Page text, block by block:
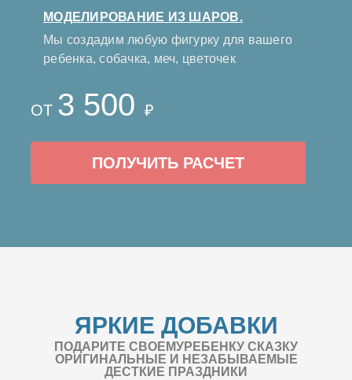
МОДЕЛИРОВАНИЕ ИЗ ШАРОВ.
Мы создадим любую фигурку для вашего
ребенка, собачка, меч, цветочек
ОТ 3 500 ₽
ПОЛУЧИТЬ РАСЧЕТ
ЯРКИЕ ДОБАВКИ
ПОДАРИТЕ СВОЕМУРЕБЕНКУ СКАЗКУ
ОРИГИНАЛЬНЫЕ И НЕЗАБЫВАЕМЫЕ
ДЕСТКИЕ ПРАЗДНИКИ